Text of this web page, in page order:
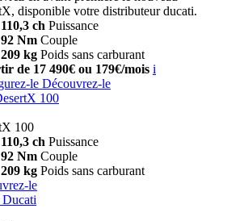
disponible votre distributeur ducati.
110,3 ch Puissance
92 Nm Couple
209 kg Poids sans carburant
de 17 490€ ou 179€/mois i
le Découvrez-le
100
100
110,3 ch Puissance
92 Nm Couple
209 kg Poids sans carburant
le